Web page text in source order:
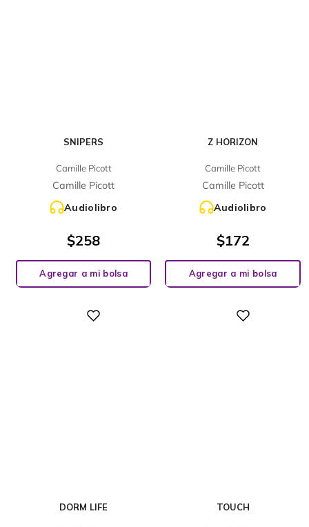
SNIPERS
Camille Picott
Camille Picott
Audiolibro
$258
Agregar a mi bolsa
Z HORIZON
Camille Picott
Camille Picott
Audiolibro
$172
Agregar a mi bolsa
DORM LIFE TOUCH